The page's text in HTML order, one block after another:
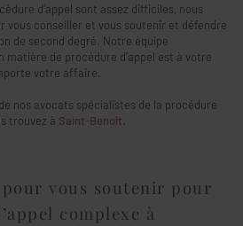
d’appel sont assez difficiles, nous
vous conseiller et vous soutenir et défendre
de second degré. Notre équipe
de procédure d’appel est à votre
votre affaire.
nos avocats spécialistes de la procédure
trouvez à Saint-Benoît.
vous soutenir pour
complexe à